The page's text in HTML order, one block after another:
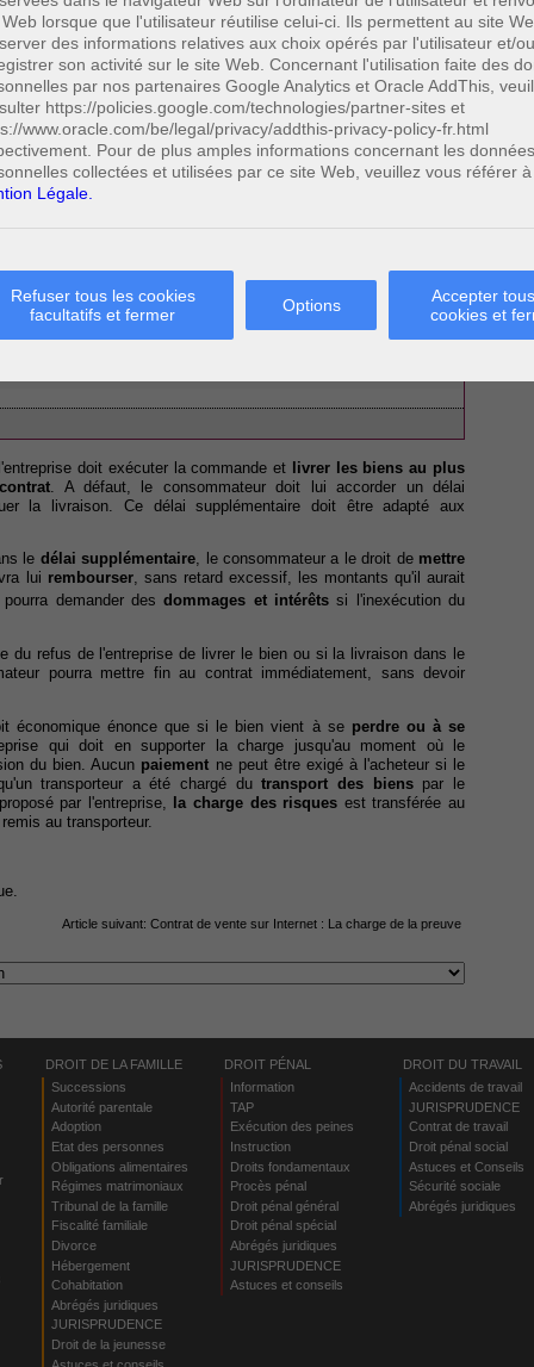
lorsque que l'utilisateur réutilise celui-ci. Ils permettent au site
des informations relatives aux choix opérés par l'utilisateur et/
son activité sur le site Web. Concernant l'utilisation faite des
par nos partenaires Google Analytics et Oracle AddThis,
https://policies.google.com/technologies/partner-sites et
www.oracle.com/be/legal/privacy/addthis-privacy-policy-fr.html
Pour de plus amples informations concernant les données
collectées et utilisées par ce site Web, veuillez vous référer
Légale.
Refuser tous les cookies
facultatifs et fermer
Options
Accepter
cookies et
en matière de formalisme contractuel
précontractuelle
de la commande
preuve
(6/7) Cette page a été vue0 fois
DE VOUS INTERESSER:
le cadre d'un contrat de vente sur Internet
en ligne
droit belge
doit exécuter la commande et livrer les biens au plus
. A défaut, le consommateur doit lui accorder un délai
la livraison. Ce délai supplémentaire doit être adapté aux
le délai supplémentaire, le consommateur a le droit de mettre
lui rembourser, sans retard excessif, les montants qu'il aurait
demander desdommages et intérêts si l'inexécution du
du refus de l'entreprise de livrer le bien ou si la livraison dans le
pourra mettre fin au contrat immédiatement, sans devoir
économique énonce que si le bien vient à se perdre ou à se
qui doit en supporter la charge jusqu'au moment où le
du bien. Aucun paiement ne peut être exigé à l'acheteur si le
transporteur a été chargé dutransport des bienspar le
par l'entreprise,
la charge des risques est transférée au
au transporteur.
Article suivant: Contrat de vente sur Internet : La charge de la preuve
DROIT DE LA FAMILLE
Successions
Autorité parentale
Adoption
Etat des personnes
Obligations alimentaires
Régimes matrimoniaux
Tribunal de la famille
Fiscalité familiale
Divorce
Hébergement
Cohabitation
Abrégés juridiques
JURISPRUDENCE
Droit de la jeunesse
Astuces et conseils
DROIT PÉNAL
Information
TAP
Exécution des peines
Instruction
Droits fondamentaux
Procès pénal
Droit pénal général
Droit pénal spécial
Abrégés juridiques
JURISPRUDENCE
Astuces et conseils
DROIT DU TRAVAIL
Accidents de travail
JURISPRUDENCE
Contrat de travail
Droit pénal social
Astuces et Conseils
Sécurité sociale
Abrégés juridiques